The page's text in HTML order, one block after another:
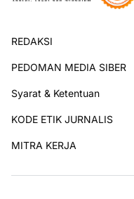
REDAKSI
PEDOMAN MEDIA SIBER
Syarat & Ketentuan
KODE ETIK JURNALIS
MITRA KERJA